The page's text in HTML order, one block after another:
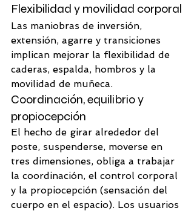
Flexibilidad y movilidad corporal
Las maniobras de inversión,
extensión, agarre y transiciones
implican mejorar la flexibilidad de
caderas, espalda, hombros y la
movilidad de muñeca.
Coordinación, equilibrio y
propiocepción
El hecho de girar alrededor del
poste, suspenderse, moverse en
tres dimensiones, obliga a trabajar
la coordinación, el control corporal
y la propiocepción (sensación del
cuerpo en el espacio). Los usuarios